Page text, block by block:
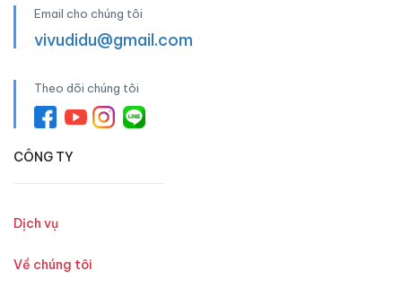
Email cho chúng tôi
vivudidu@gmail.com
Theo dõi chúng tôi
CÔNG TY
Dịch vụ
Về chúng tôi